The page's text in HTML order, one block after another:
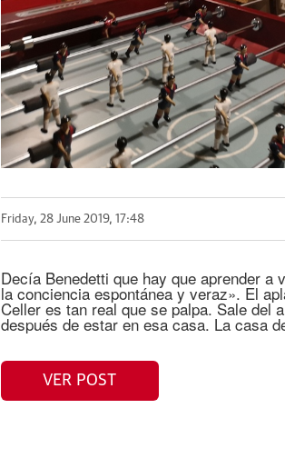
Friday, 28 June 2019, 17:48
Decía Benedetti que hay que aprender
la conciencia espontánea y veraz». El
Celler es tan real que se palpa. Sale del
después de estar en esa casa. La casa
VER POST